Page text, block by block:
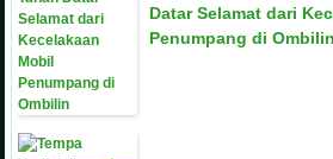
Datar Selamat dari
Penumpang di Ombilin